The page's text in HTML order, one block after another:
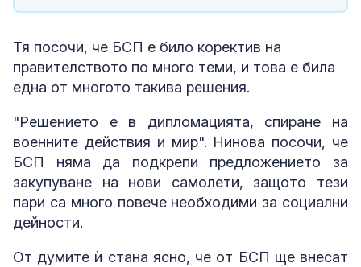
Тя посочи, че БСП е било коректив на
правителството по много теми, и това е била
една от многото такива решения.
"Решението е в дипломацията, спиране на
военните действия и мир". Нинова посочи, че
БСП няма да подкрепи предложението за
закупуване на нови самолети, защото тези
пари са много повече необходими за социални
дейности.
От думите ѝ стана ясно, че от БСП ще внесат